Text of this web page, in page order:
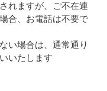
れますが、ご不在連
合、お電話は不要で
い場合は、通常通り
いたします